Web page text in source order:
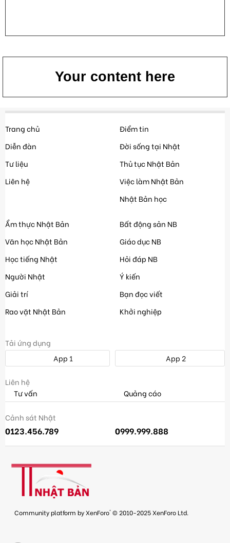
Your content here
Trang chủ
Diễn đàn
Tư liệu
Liên hệ
Điểm tin
Đời sống tại Nhật
Thủ tục Nhật Bản
Việc làm Nhật Bản
Nhật Bản học
Ẩm thực Nhật Bản
Văn học Nhật Bản
Học tiếng Nhật
Người Nhật
Giải trí
Rao vặt Nhật Bản
Bất động sản NB
Giáo dục NB
Hỏi đáp NB
Ý kiến
Bạn đọc viết
Khởi nghiệp
Tải ứng dụng
App 1
App 2
Liên hệ
Tư vấn
Quảng cáo
Cảnh sát Nhật
0123.456.789 0999.999.888
Community platform by XenForo® © 2010-2025 XenForo Ltd.